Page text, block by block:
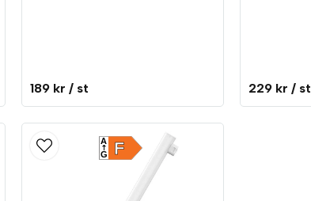
189 kr / st 229 kr / st
F
A
G